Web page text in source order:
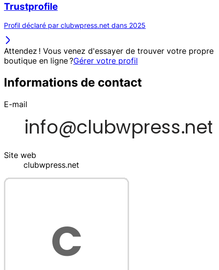
Trustprofile
Profil déclaré par clubwpress.net dans 2025
Attendez ! Vous venez d'essayer de trouver votre propre
boutique en ligne ?Gérer votre profil
Informations de contact
E-mail
Site web
clubwpress.net